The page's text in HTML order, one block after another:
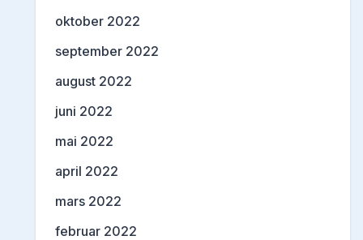
oktober 2022
september 2022
august 2022
juni 2022
mai 2022
april 2022
mars 2022
februar 2022